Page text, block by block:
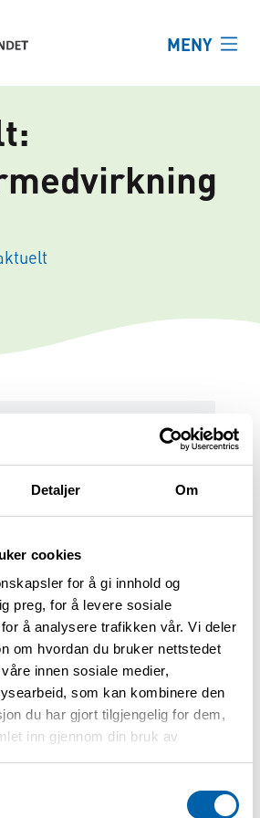
Detaljer Om
cookies
for å gi innhold og
preg, for å levere sosiale
å analysere trafikken vår. Vi deler
om hvordan du bruker nettstedet
innen sosiale medier,
som kan kombinere den
du har gjort tilgjengelig for dem,
inn gjennom din bruk av
MENY
eller astma
hverdagen
gang måttet si nei til å
arrangementer eller
i offentlige rom fordi
ikke er tilpasset dine
kan være fordi det er
som samler støv,
dårlig merket mat,
lukter eller dårlig
eller andre forhold som
å høre fra deg.
Astma
institutt